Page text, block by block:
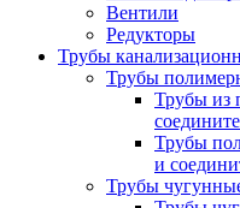
Вентили
Редукторы
Трубы
Трубы
Трубы
Трубы
и
Трубы